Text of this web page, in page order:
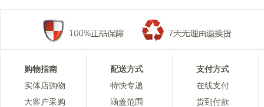
购物指南
实体店购物
大客户采购
配送方式
特快专递
涵盖范围
支付方式
在线支付
货到付款